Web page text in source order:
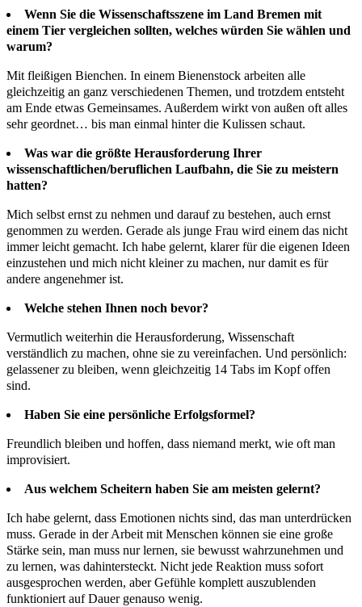
Wenn Sie die Wissenschaftsszene im Land Bremen mit
einem Tier vergleichen sollten, welches würden Sie wählen und
warum?
Mit fleißigen Bienchen. In einem Bienenstock arbeiten alle
gleichzeitig an ganz verschiedenen Themen, und trotzdem entsteht
am Ende etwas Gemeinsames. Außerdem wirkt von außen oft alles
sehr geordnet… bis man einmal hinter die Kulissen schaut.
Was war die größte Herausforderung Ihrer
wissenschaftlichen/beruflichen Laufbahn, die Sie zu meistern
hatten?
Mich selbst ernst zu nehmen und darauf zu bestehen, auch ernst
genommen zu werden. Gerade als junge Frau wird einem das nicht
immer leicht gemacht. Ich habe gelernt, klarer für die eigenen Ideen
einzustehen und mich nicht kleiner zu machen, nur damit es für
andere angenehmer ist.
Welche stehen Ihnen noch bevor?
Vermutlich weiterhin die Herausforderung, Wissenschaft
verständlich zu machen, ohne sie zu vereinfachen. Und persönlich:
gelassener zu bleiben, wenn gleichzeitig 14 Tabs im Kopf offen
sind.
Haben Sie eine persönliche Erfolgsformel?
Freundlich bleiben und hoffen, dass niemand merkt, wie oft man
improvisiert.
Aus welchem Scheitern haben Sie am meisten gelernt?
Ich habe gelernt, dass Emotionen nichts sind, das man unterdrücken
muss. Gerade in der Arbeit mit Menschen können sie eine große
Stärke sein, man muss nur lernen, sie bewusst wahrzunehmen und
zu lernen, was dahintersteckt. Nicht jede Reaktion muss sofort
ausgesprochen werden, aber Gefühle komplett auszublenden
funktioniert auf Dauer genauso wenig.